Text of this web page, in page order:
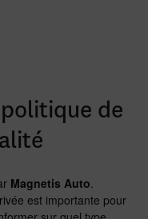
de
Magnetis Auto.
est importante pour